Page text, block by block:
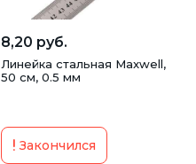
8,20 руб.
Линейка стальная Maxwell,
50 см, 0.5 мм
Закончился